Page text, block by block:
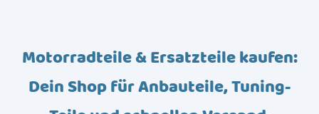
Motorradteile & Ersatzteile kaufen:
Dein Shop für Anbauteile, Tuning-